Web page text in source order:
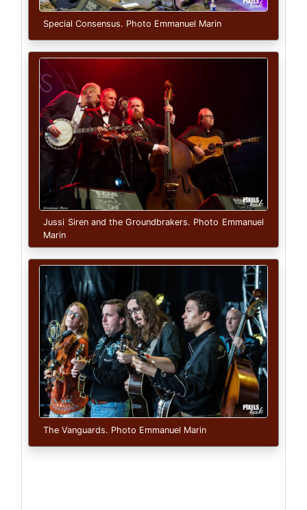
Special Consensus. Photo Emmanuel Marin
Jussi Siren and the Groundbrakers. Photo Emmanuel
Marin
The Vanguards. Photo Emmanuel Marin